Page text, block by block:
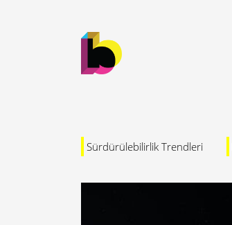
Sürdürülebilirlik Trendleri